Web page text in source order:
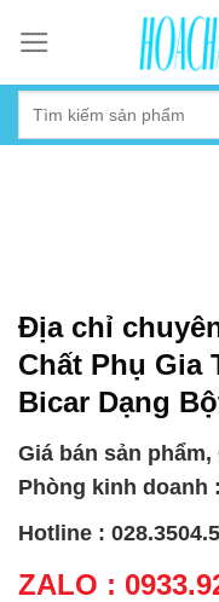
content
Địa chỉ
Chất Phụ Gia
Bicar Dạng
Giá bán sản
Phòng kinh doanh :
Hotline :
ZALO :